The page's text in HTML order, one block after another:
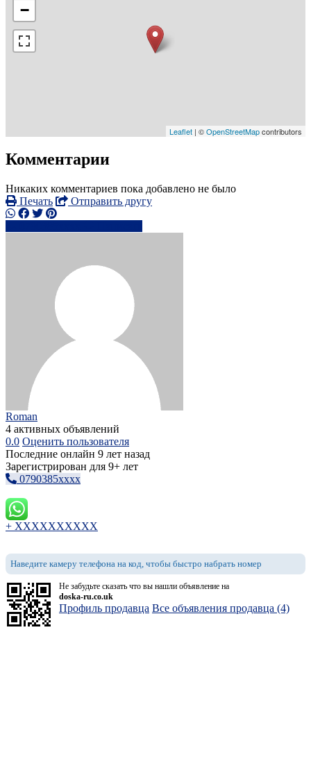
−
Leaflet | ©OpenStreetMapcontributors
Комментарии
Никаких комментариев пока добавлено не было
Печать
Отправить другу
Roman
4 активных объявлений
0.0 Оценить пользователя
Последние онлайн 9 лет назад
Зарегистрирован для 9+ лет
0790385xxxx
+ XXXXXXXXXX
Наведите камеру телефона на код, чтобы быстро набрать номер
Не забудьте сказать что вы нашли объявление на
doska-ru.co.uk
Профиль продавца Все объявления продавца (4)